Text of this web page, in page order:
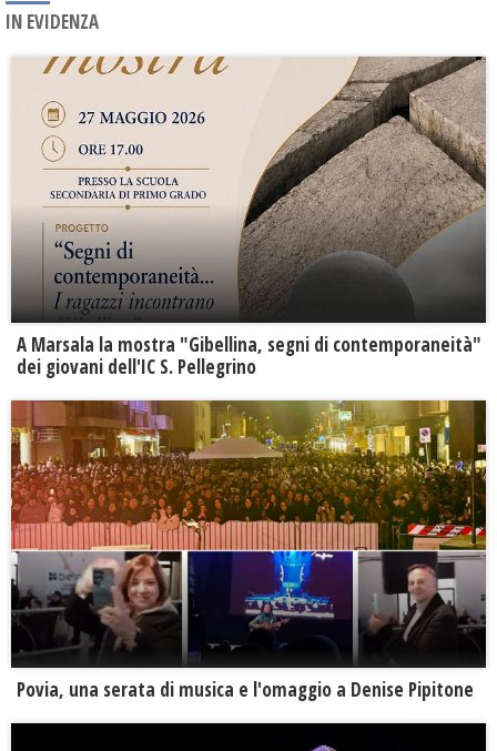
IN EVIDENZA
A Marsala la mostra "Gibellina, segni di contemporaneità"
dei giovani dell'IC S. Pellegrino
Povia, una serata di musica e l'omaggio a Denise Pipitone